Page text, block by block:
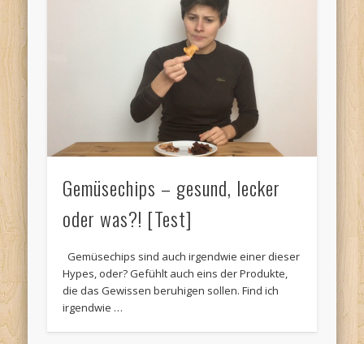
Gemüsechips – gesund, lecker
oder was?! [Test]
Gemüsechips sind auch irgendwie einer dieser
Hypes, oder? Gefühlt auch eins der Produkte,
die das Gewissen beruhigen sollen. Find ich
irgendwie …